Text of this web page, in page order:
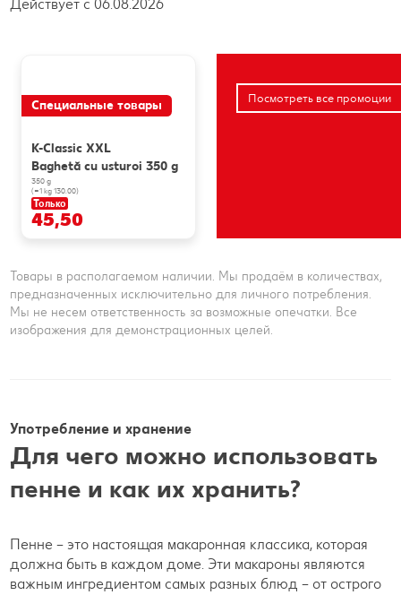
Действует с 06.08.2026
Специальные товары
K-Classic XXL
Baghetă cu usturoi 350 g
350 g
(=1 kg 130.00)
Только
45,50
Посмотреть все промоции
Товары в располагаемом наличии. Мы продаём в количествах,
предназначенных исключительно для личного потребления.
Мы не несем ответственность за возможные опечатки. Все
изображения для демонстрационных целей.
Употребление и хранение
Для чего можно использовать
пенне и как их хранить?
Пенне – это настоящая макаронная классика, которая
должна быть в каждом доме. Эти макароны являются
важным ингредиентом самых разных блюд – от острого